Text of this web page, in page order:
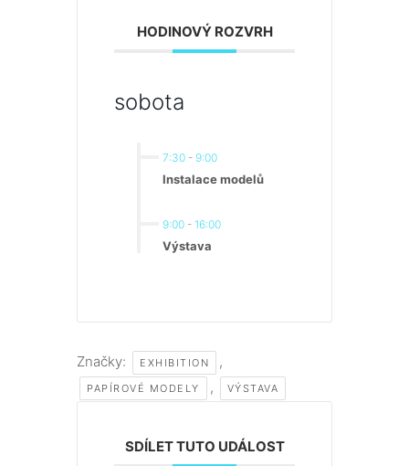
HODINOVÝ ROZVRH
sobota
7:30 - 9:00
Instalace modelů
9:00 - 16:00
Výstava
Značky: EXHIBITION ,
PAPÍROVÉ MODELY , VÝSTAVA
SDÍLET TUTO UDÁLOST